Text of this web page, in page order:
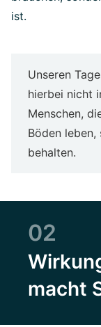
ist.
Unseren
hierbei nicht
Menschen,
Böden
behalten.
02
macht